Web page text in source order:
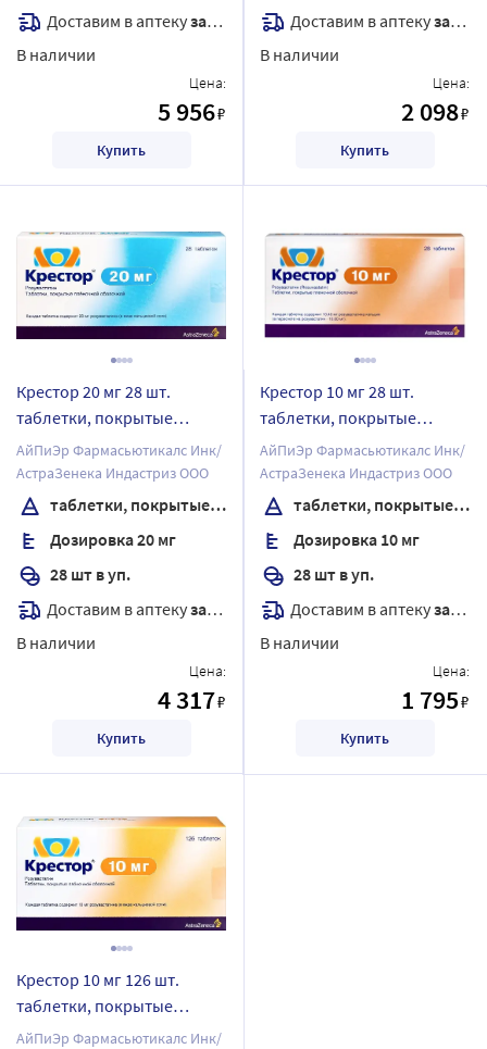
Доставим в аптекузавтра
В наличии
Цена:
5 956₽
Купить
Доставим в аптекузавтра
В наличии
Цена:
2 098₽
Купить
Крестор 20 мг 28 шт.
таблетки, покрытые
пленочной оболочкой
АйПиЭр Фармасьютикалс Инк/
АстраЗенека Индастриз ООО
таблетки, покрытые пленочной оболочкой
Дозировка 20 мг
28 шт в уп.
Доставим в аптекузавтра
В наличии
Цена:
4 317₽
Купить
Крестор 10 мг 28 шт.
таблетки, покрытые
пленочной оболочкой
АйПиЭр Фармасьютикалс Инк/
АстраЗенека Индастриз ООО
таблетки, покрытые пленочной оболочкой
Дозировка 10 мг
28 шт в уп.
Доставим в аптекузавтра
В наличии
Цена:
1 795₽
Купить
Крестор 10 мг 126 шт.
таблетки, покрытые
пленочной оболочкой
АйПиЭр Фармасьютикалс Инк/